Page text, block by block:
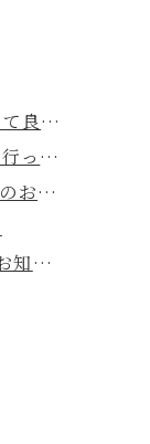
じゃらん OF THE YEAR『泊まって良かった宿大賞（夕食）』を受賞いたしました！
「国宝松本城太鼓まつり2026」へ行ってまいりました
松本ぼんぼん開催 及び、交通規制のお知らせ
ながのテロワールとワインの会のお知らせ